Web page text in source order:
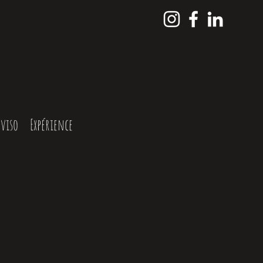
Expérience